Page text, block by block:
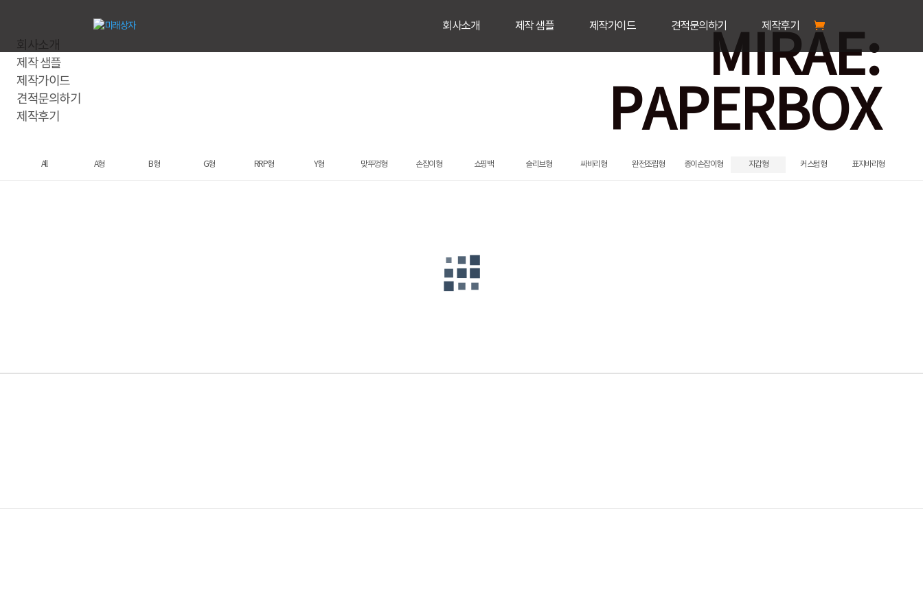
회사소개 제작 샘플 제작가이드 견적문의하기 제작후기
회사소개
제작 샘플
제작가이드
견적문의하기
제작후기
MIRAE:
PAPERBOX
All A형 B형 G형 RRP형 Y형 맞뚜껑형 손잡이형 쇼핑백 슬리브형 싸바리형 완전조립형 종이손잡이형 지갑형 커스텀형 표지바리형